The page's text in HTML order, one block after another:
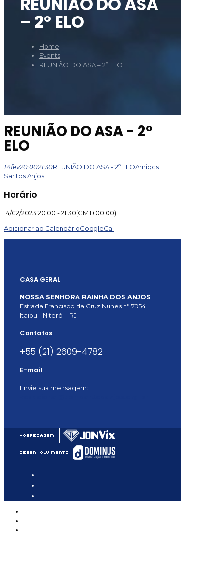
– 2º ELO
Home
Events
REUNIÃO DO ASA – 2º ELO
REUNIÃO DO ASA - 2º
ELO
14fev20:0021:30REUNIÃO DO ASA - 2º ELOAmigos
Santos Anjos
Horário
14/02/2023 20:00 -21:30(GMT+00:00)
Adicionar ao CalendárioGoogleCal
CASA GERAL
NOSSA SENHORA RAINHA DOS ANJOS
Estrada Francisco da Cruz Nunes n° 7954
Itaipu - Niterói - RJ
Contatos
+55 (21) 2609-4782
E-mail
Envie sua mensagem: